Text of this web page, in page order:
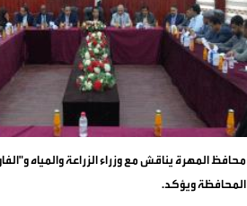
محافظ المهرة يناقش مع وزراء الزراعة والمياه
المحافظة ويؤكد.